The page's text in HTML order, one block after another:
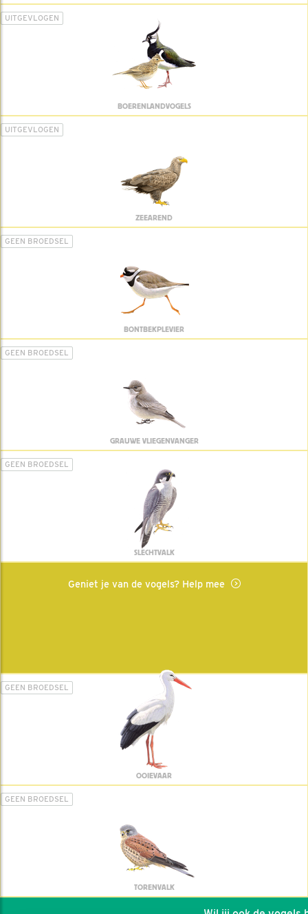
UITGEVLOGEN
BOERENLANDVOGELS
UITGEVLOGEN
ZEEAREND
GEEN BROEDSEL
BONTBEKPLEVIER
GEEN BROEDSEL
GRAUWE VLIEGENVANGER
GEEN BROEDSEL
SLECHTVALK
Geniet je van de vogels? Help mee
GEEN BROEDSEL
OOIEVAAR
GEEN BROEDSEL
TORENVALK